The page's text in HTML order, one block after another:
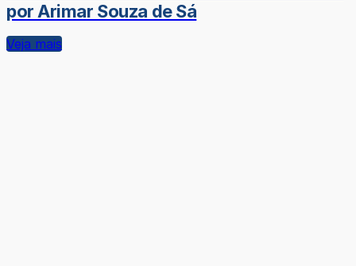
por Arimar Souza de Sá
Veja mais